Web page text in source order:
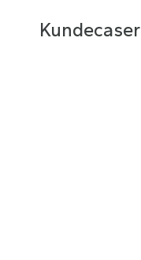
Kundecaser